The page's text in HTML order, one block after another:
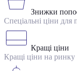
Знижки
Спеціальні ціни для
Кращі ціни
Кращі ціни на ринку